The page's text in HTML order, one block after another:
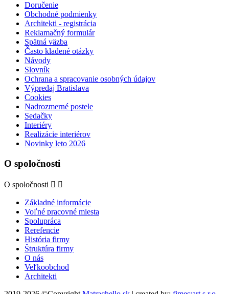
Doručenie
Obchodné podmienky
Architekti - registrácia
Reklamačný formulár
Spätná väzba
Často kladené otázky
Návody
Slovník
Ochrana a spracovanie osobných údajov
Výpredaj Bratislava
Cookies
Nadrozmerné postele
Sedačky
Interiéry
Realizácie interiérov
Novinky leto 2026
O spoločnosti
O spoločnosti  
Základné informácie
Voľné pracovné miesta
Spolupráca
Rerefencie
História firmy
Štruktúra firmy
O nás
Veľkoobchod
Architekti